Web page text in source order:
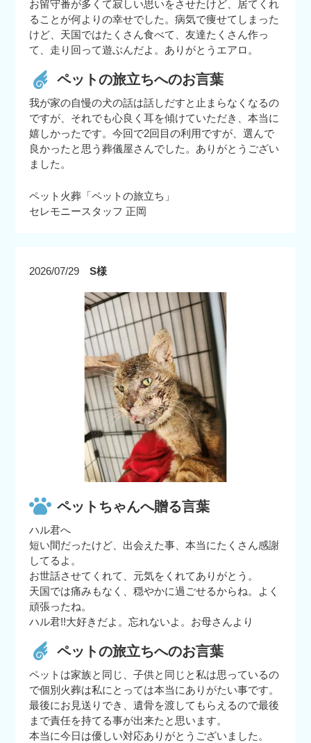
お留守番が多くて寂しい思いをさせたけど、居てくれ
ることが何よりの幸せでした。病気で痩せてしまった
けど、天国ではたくさん食べて、友達たくさん作っ
て、走り回って遊ぶんだよ。ありがとうエアロ。
ペットの旅立ちへのお言葉
我が家の自慢の犬の話は話しだすと止まらなくなるの
ですが、それでも心良く耳を傾けていただき、本当に
嬉しかったです。今回で2回目の利用ですが、選んで
良かったと思う葬儀屋さんでした。ありがとうござい
ました。
ペット火葬「ペットの旅立ち」
セレモニースタッフ 正岡
2026/07/29 S様
ペットちゃんへ贈る言葉
ハル君へ
短い間だったけど、出会えた事、本当にたくさん感謝
してるよ。
お世話させてくれて、元気をくれてありがとう。
天国では痛みもなく、穏やかに過ごせるからね。よく
頑張ったね。
ハル君!!大好きだよ。忘れないよ。お母さんより
ペットの旅立ちへのお言葉
ペットは家族と同じ、子供と同じと私は思っているの
で個別火葬は私にとっては本当にありがたい事です。
最後にお見送りでき、遺骨を渡してもらえるので最後
まで責任を持てる事が出来たと思います。
本当に今日は優しい対応ありがとうございました。